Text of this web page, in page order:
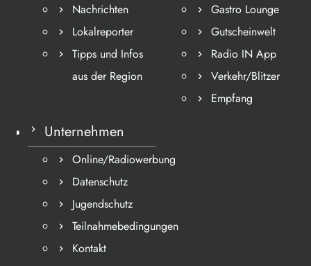
Nachrichten
Lokalreporter
Tipps und Infos
aus der Region
Gastro Lounge
Gutscheinwelt
Radio IN App
Verkehr/Blitzer
Empfang
Unternehmen
Online/Radiowerbung
Datenschutz
Jugendschutz
Teilnahmebedingungen
Kontakt